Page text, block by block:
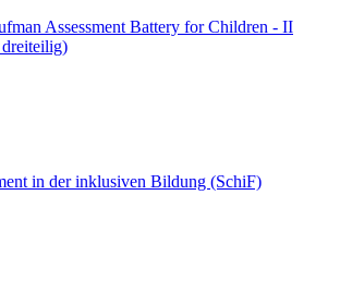
Assessment Battery for Children - II
in der inklusiven Bildung (SchiF)